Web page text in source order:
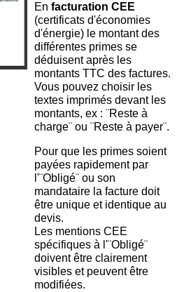
En facturation CEE
(certificats d'économies
d'énergie) le montant des
différentes primes se
déduisent après les
montants TTC des factures.
Vous pouvez choisir les
textes imprimés devant les
montants, ex : ¨Reste à
charge¨ ou ¨Reste à payer¨.
Pour que les primes soient
payées rapidement par
l'¨Obligé¨ ou son
mandataire la facture doit
être unique et identique au
devis.
Les mentions CEE
spécifiques à l'¨Obligé¨
doivent être clairement
visibles et peuvent être
modifiées.